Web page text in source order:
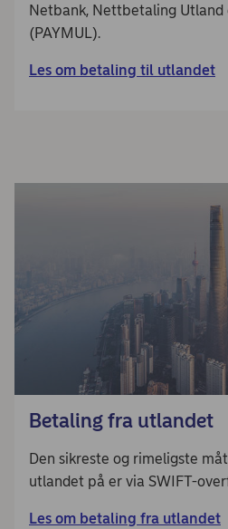
Netbank, Nettbetaling Utland
(PAYMUL).
Les om betaling til utlandet
Betaling fra utlandet
Den sikreste og rimeligste
utlandet på er via SWIFT-
Les om betaling fra utlandet